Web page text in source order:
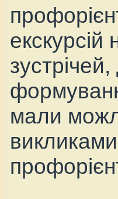
екскурсій
мали